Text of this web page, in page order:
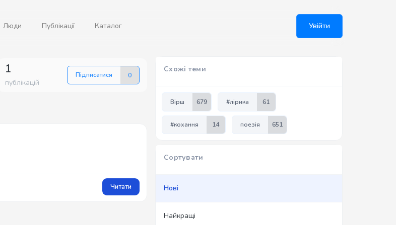
Люди Публікації Каталог Увійти
1
публікацій
Підписатися 0
Читати
Схожі теми
Вірш 679 #лірика 61
#кохання 14 поезія 651
Сортувати
Нові
Найкращі